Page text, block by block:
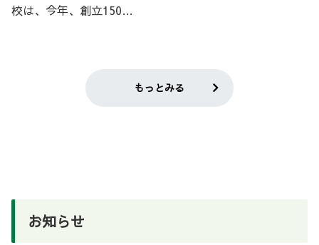
校は、今年、創立150…
もっとみる
お知らせ